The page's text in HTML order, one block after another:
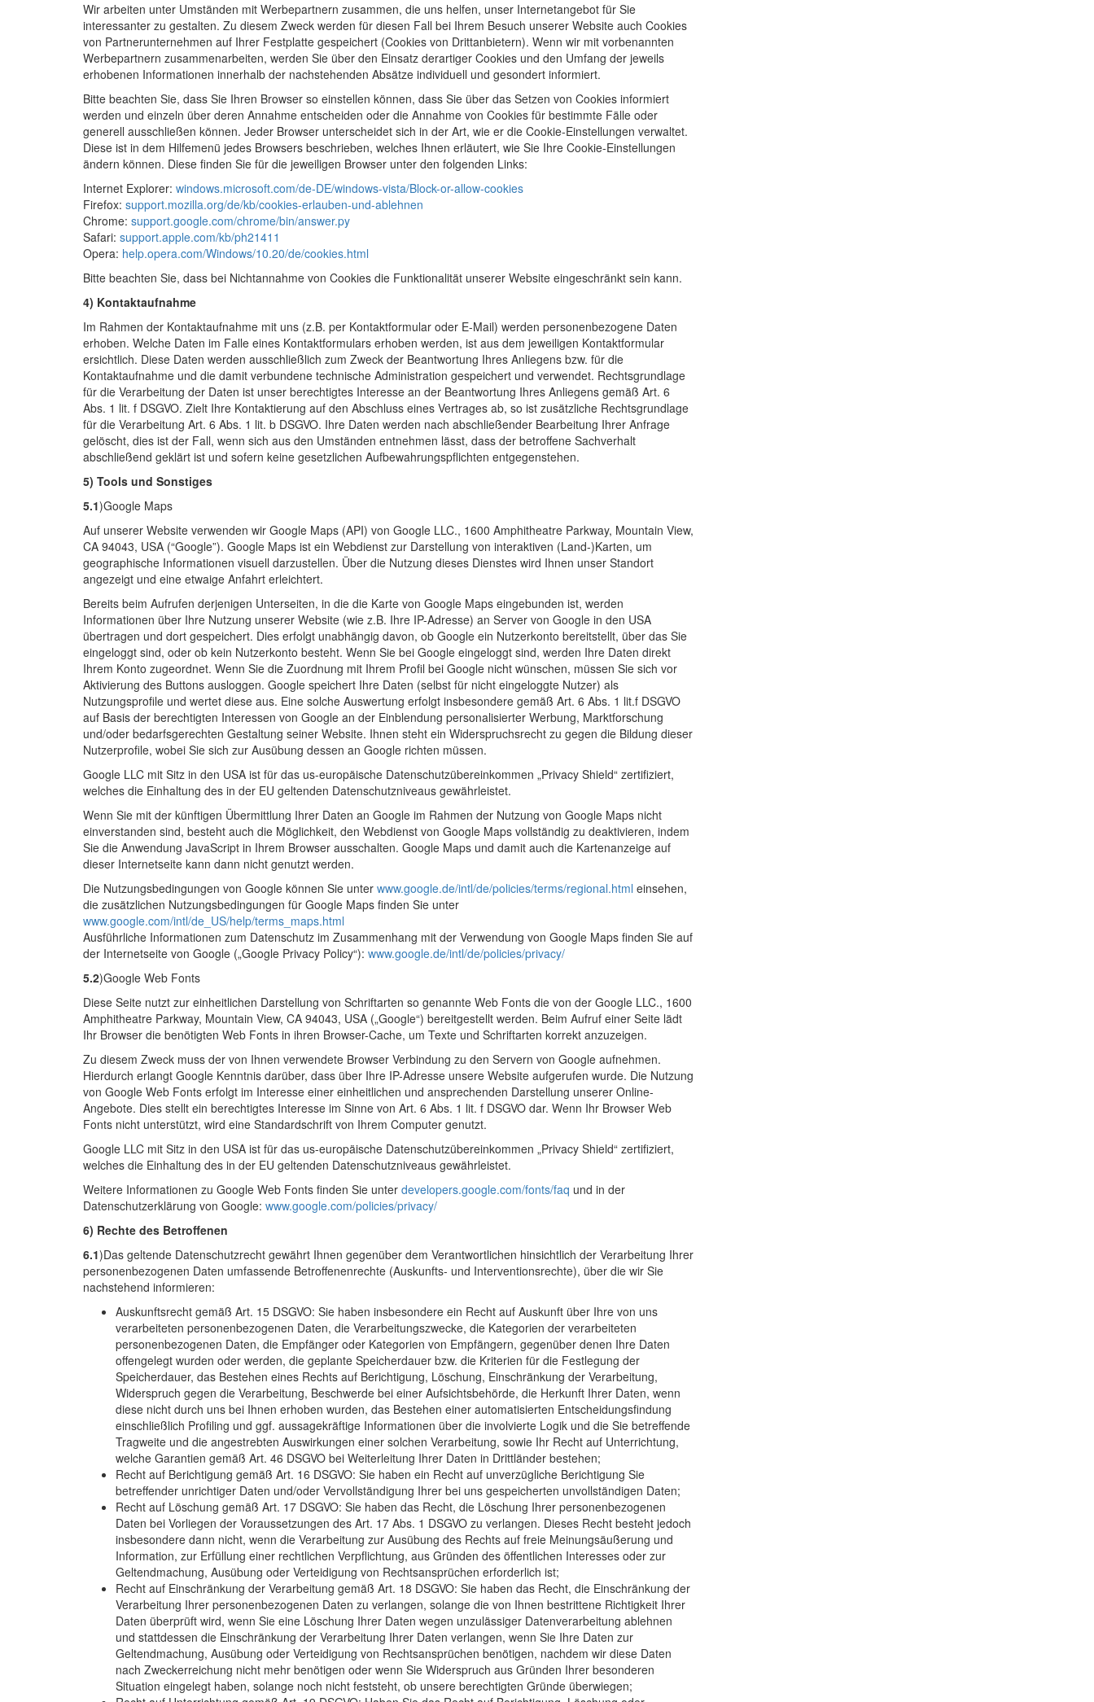
Wir arbeiten unter Umständen mit Werbepartnern zusammen, die uns helfen, unser Internetangebot für Sie
interessanter zu gestalten. Zu diesem Zweck werden für diesen Fall bei Ihrem Besuch unserer Website auch Cookies
von Partnerunternehmen auf Ihrer Festplatte gespeichert (Cookies von Drittanbietern). Wenn wir mit vorbenannten
Werbepartnern zusammenarbeiten, werden Sie über den Einsatz derartiger Cookies und den Umfang der jeweils
erhobenen Informationen innerhalb der nachstehenden Absätze individuell und gesondert informiert.
Bitte beachten Sie, dass Sie Ihren Browser so einstellen können, dass Sie über das Setzen von Cookies informiert
werden und einzeln über deren Annahme entscheiden oder die Annahme von Cookies für bestimmte Fälle oder
generell ausschließen können. Jeder Browser unterscheidet sich in der Art, wie er die Cookie-Einstellungen verwaltet.
Diese ist in dem Hilfemenü jedes Browsers beschrieben, welches Ihnen erläutert, wie Sie Ihre Cookie-Einstellungen
ändern können. Diese finden Sie für die jeweiligen Browser unter den folgenden Links:
Internet Explorer: windows.microsoft.com/de-DE/windows-vista/Block-or-allow-cookies
Firefox: support.mozilla.org/de/kb/cookies-erlauben-und-ablehnen
Chrome: support.google.com/chrome/bin/answer.py
Safari: support.apple.com/kb/ph21411
Opera: help.opera.com/Windows/10.20/de/cookies.html
Bitte beachten Sie, dass bei Nichtannahme von Cookies die Funktionalität unserer Website eingeschränkt sein kann.
4) Kontaktaufnahme
Im Rahmen der Kontaktaufnahme mit uns (z.B. per Kontaktformular oder E-Mail) werden personenbezogene Daten
erhoben. Welche Daten im Falle eines Kontaktformulars erhoben werden, ist aus dem jeweiligen Kontaktformular
ersichtlich. Diese Daten werden ausschließlich zum Zweck der Beantwortung Ihres Anliegens bzw. für die
Kontaktaufnahme und die damit verbundene technische Administration gespeichert und verwendet. Rechtsgrundlage
für die Verarbeitung der Daten ist unser berechtigtes Interesse an der Beantwortung Ihres Anliegens gemäß Art. 6
Abs. 1 lit. f DSGVO. Zielt Ihre Kontaktierung auf den Abschluss eines Vertrages ab, so ist zusätzliche Rechtsgrundlage
für die Verarbeitung Art. 6 Abs. 1 lit. b DSGVO. Ihre Daten werden nach abschließender Bearbeitung Ihrer Anfrage
gelöscht, dies ist der Fall, wenn sich aus den Umständen entnehmen lässt, dass der betroffene Sachverhalt
abschließend geklärt ist und sofern keine gesetzlichen Aufbewahrungspflichten entgegenstehen.
5) Tools und Sonstiges
5.1)Google Maps
Auf unserer Website verwenden wir Google Maps (API) von Google LLC., 1600 Amphitheatre Parkway, Mountain View,
CA 94043, USA (“Google”). Google Maps ist ein Webdienst zur Darstellung von interaktiven (Land-)Karten, um
geographische Informationen visuell darzustellen. Über die Nutzung dieses Dienstes wird Ihnen unser Standort
angezeigt und eine etwaige Anfahrt erleichtert.
Bereits beim Aufrufen derjenigen Unterseiten, in die die Karte von Google Maps eingebunden ist, werden
Informationen über Ihre Nutzung unserer Website (wie z.B. Ihre IP-Adresse) an Server von Google in den USA
übertragen und dort gespeichert. Dies erfolgt unabhängig davon, ob Google ein Nutzerkonto bereitstellt, über das Sie
eingeloggt sind, oder ob kein Nutzerkonto besteht. Wenn Sie bei Google eingeloggt sind, werden Ihre Daten direkt
Ihrem Konto zugeordnet. Wenn Sie die Zuordnung mit Ihrem Profil bei Google nicht wünschen, müssen Sie sich vor
Aktivierung des Buttons ausloggen. Google speichert Ihre Daten (selbst für nicht eingeloggte Nutzer) als
Nutzungsprofile und wertet diese aus. Eine solche Auswertung erfolgt insbesondere gemäß Art. 6 Abs. 1 lit.f DSGVO
auf Basis der berechtigten Interessen von Google an der Einblendung personalisierter Werbung, Marktforschung
und/oder bedarfsgerechten Gestaltung seiner Website. Ihnen steht ein Widerspruchsrecht zu gegen die Bildung dieser
Nutzerprofile, wobei Sie sich zur Ausübung dessen an Google richten müssen.
Google LLC mit Sitz in den USA ist für das us-europäische Datenschutzübereinkommen „Privacy Shield“ zertifiziert,
welches die Einhaltung des in der EU geltenden Datenschutzniveaus gewährleistet.
Wenn Sie mit der künftigen Übermittlung Ihrer Daten an Google im Rahmen der Nutzung von Google Maps nicht
einverstanden sind, besteht auch die Möglichkeit, den Webdienst von Google Maps vollständig zu deaktivieren, indem
Sie die Anwendung JavaScript in Ihrem Browser ausschalten. Google Maps und damit auch die Kartenanzeige auf
dieser Internetseite kann dann nicht genutzt werden.
Die Nutzungsbedingungen von Google können Sie unter www.google.de/intl/de/policies/terms/regional.html einsehen,
die zusätzlichen Nutzungsbedingungen für Google Maps finden Sie unter
www.google.com/intl/de_US/help/terms_maps.html
Ausführliche Informationen zum Datenschutz im Zusammenhang mit der Verwendung von Google Maps finden Sie auf
der Internetseite von Google („Google Privacy Policy“): www.google.de/intl/de/policies/privacy/
5.2)Google Web Fonts
Diese Seite nutzt zur einheitlichen Darstellung von Schriftarten so genannte Web Fonts die von der Google LLC., 1600
Amphitheatre Parkway, Mountain View, CA 94043, USA („Google“) bereitgestellt werden. Beim Aufruf einer Seite lädt
Ihr Browser die benötigten Web Fonts in ihren Browser-Cache, um Texte und Schriftarten korrekt anzuzeigen.
Zu diesem Zweck muss der von Ihnen verwendete Browser Verbindung zu den Servern von Google aufnehmen.
Hierdurch erlangt Google Kenntnis darüber, dass über Ihre IP-Adresse unsere Website aufgerufen wurde. Die Nutzung
von Google Web Fonts erfolgt im Interesse einer einheitlichen und ansprechenden Darstellung unserer Online-
Angebote. Dies stellt ein berechtigtes Interesse im Sinne von Art. 6 Abs. 1 lit. f DSGVO dar. Wenn Ihr Browser Web
Fonts nicht unterstützt, wird eine Standardschrift von Ihrem Computer genutzt.
Google LLC mit Sitz in den USA ist für das us-europäische Datenschutzübereinkommen „Privacy Shield“ zertifiziert,
welches die Einhaltung des in der EU geltenden Datenschutzniveaus gewährleistet.
Weitere Informationen zu Google Web Fonts finden Sie unter developers.google.com/fonts/faq und in der
Datenschutzerklärung von Google: www.google.com/policies/privacy/
6) Rechte des Betroffenen
6.1)Das geltende Datenschutzrecht gewährt Ihnen gegenüber dem Verantwortlichen hinsichtlich der Verarbeitung Ihrer
personenbezogenen Daten umfassende Betroffenenrechte (Auskunfts- und Interventionsrechte), über die wir Sie
nachstehend informieren:
Auskunftsrecht gemäß Art. 15 DSGVO: Sie haben insbesondere ein Recht auf Auskunft über Ihre von uns
verarbeiteten personenbezogenen Daten, die Verarbeitungszwecke, die Kategorien der verarbeiteten
personenbezogenen Daten, die Empfänger oder Kategorien von Empfängern, gegenüber denen Ihre Daten
offengelegt wurden oder werden, die geplante Speicherdauer bzw. die Kriterien für die Festlegung der
Speicherdauer, das Bestehen eines Rechts auf Berichtigung, Löschung, Einschränkung der Verarbeitung,
Widerspruch gegen die Verarbeitung, Beschwerde bei einer Aufsichtsbehörde, die Herkunft Ihrer Daten, wenn
diese nicht durch uns bei Ihnen erhoben wurden, das Bestehen einer automatisierten Entscheidungsfindung
einschließlich Profiling und ggf. aussagekräftige Informationen über die involvierte Logik und die Sie betreffende
Tragweite und die angestrebten Auswirkungen einer solchen Verarbeitung, sowie Ihr Recht auf Unterrichtung,
welche Garantien gemäß Art. 46 DSGVO bei Weiterleitung Ihrer Daten in Drittländer bestehen;
Recht auf Berichtigung gemäß Art. 16 DSGVO: Sie haben ein Recht auf unverzügliche Berichtigung Sie
betreffender unrichtiger Daten und/oder Vervollständigung Ihrer bei uns gespeicherten unvollständigen Daten;
Recht auf Löschung gemäß Art. 17 DSGVO: Sie haben das Recht, die Löschung Ihrer personenbezogenen
Daten bei Vorliegen der Voraussetzungen des Art. 17 Abs. 1 DSGVO zu verlangen. Dieses Recht besteht jedoch
insbesondere dann nicht, wenn die Verarbeitung zur Ausübung des Rechts auf freie Meinungsäußerung und
Information, zur Erfüllung einer rechtlichen Verpflichtung, aus Gründen des öffentlichen Interesses oder zur
Geltendmachung, Ausübung oder Verteidigung von Rechtsansprüchen erforderlich ist;
Recht auf Einschränkung der Verarbeitung gemäß Art. 18 DSGVO: Sie haben das Recht, die Einschränkung der
Verarbeitung Ihrer personenbezogenen Daten zu verlangen, solange die von Ihnen bestrittene Richtigkeit Ihrer
Daten überprüft wird, wenn Sie eine Löschung Ihrer Daten wegen unzulässiger Datenverarbeitung ablehnen
und stattdessen die Einschränkung der Verarbeitung Ihrer Daten verlangen, wenn Sie Ihre Daten zur
Geltendmachung, Ausübung oder Verteidigung von Rechtsansprüchen benötigen, nachdem wir diese Daten
nach Zweckerreichung nicht mehr benötigen oder wenn Sie Widerspruch aus Gründen Ihrer besonderen
Situation eingelegt haben, solange noch nicht feststeht, ob unsere berechtigten Gründe überwiegen;